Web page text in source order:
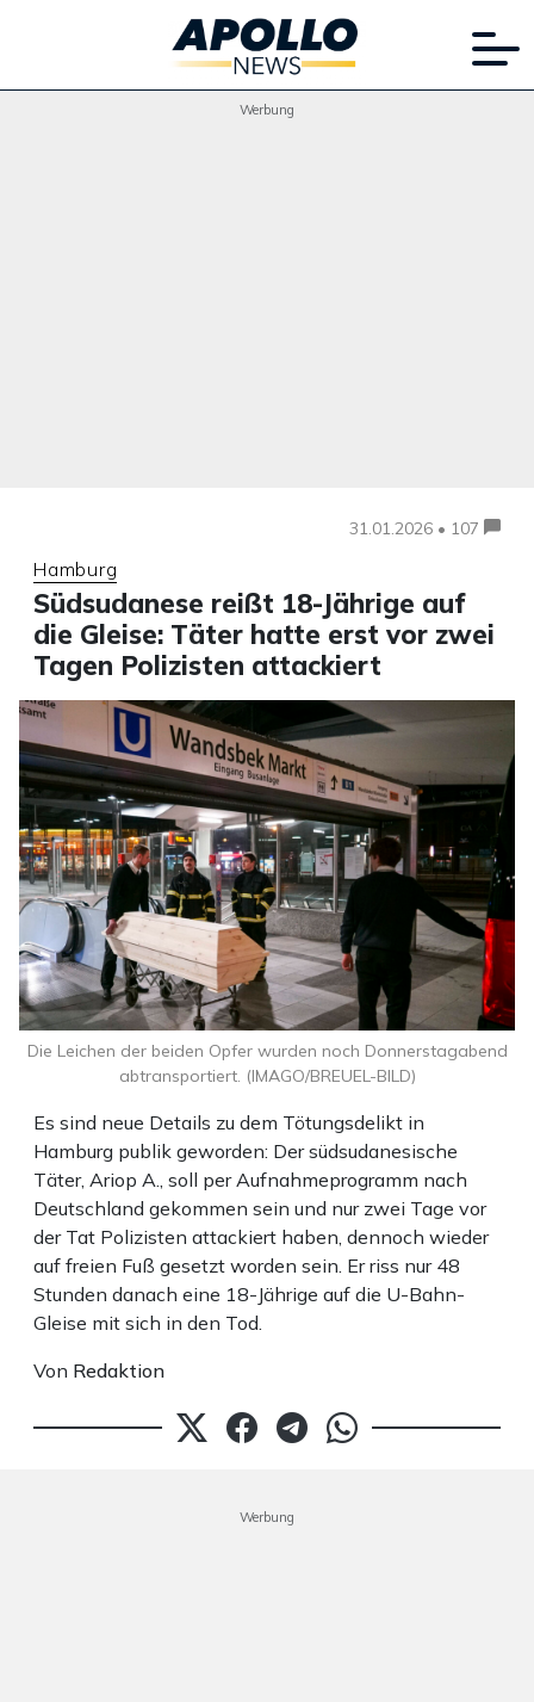
Werbung
31.01.2026 • 107
Hamburg
Südsudanese reißt 18-Jährige auf
die Gleise: Täter hatte erst vor zwei
Tagen Polizisten attackiert
Es sind neue Details zu dem Tötungsdelikt in
Hamburg publik geworden: Der südsudanesische
Täter, Ariop A., soll per Aufnahmeprogramm nach
Deutschland gekommen sein und nur zwei Tage vor
der Tat Polizisten attackiert haben, dennoch wieder
auf freien Fuß gesetzt worden sein. Er riss nur 48
Stunden danach eine 18-Jährige auf die U-Bahn-
Gleise mit sich in den Tod.
Von Redaktion
Die Leichen der beiden Opfer wurden noch Donnerstagabend
abtransportiert. (IMAGO/BREUEL-BILD)
Werbung